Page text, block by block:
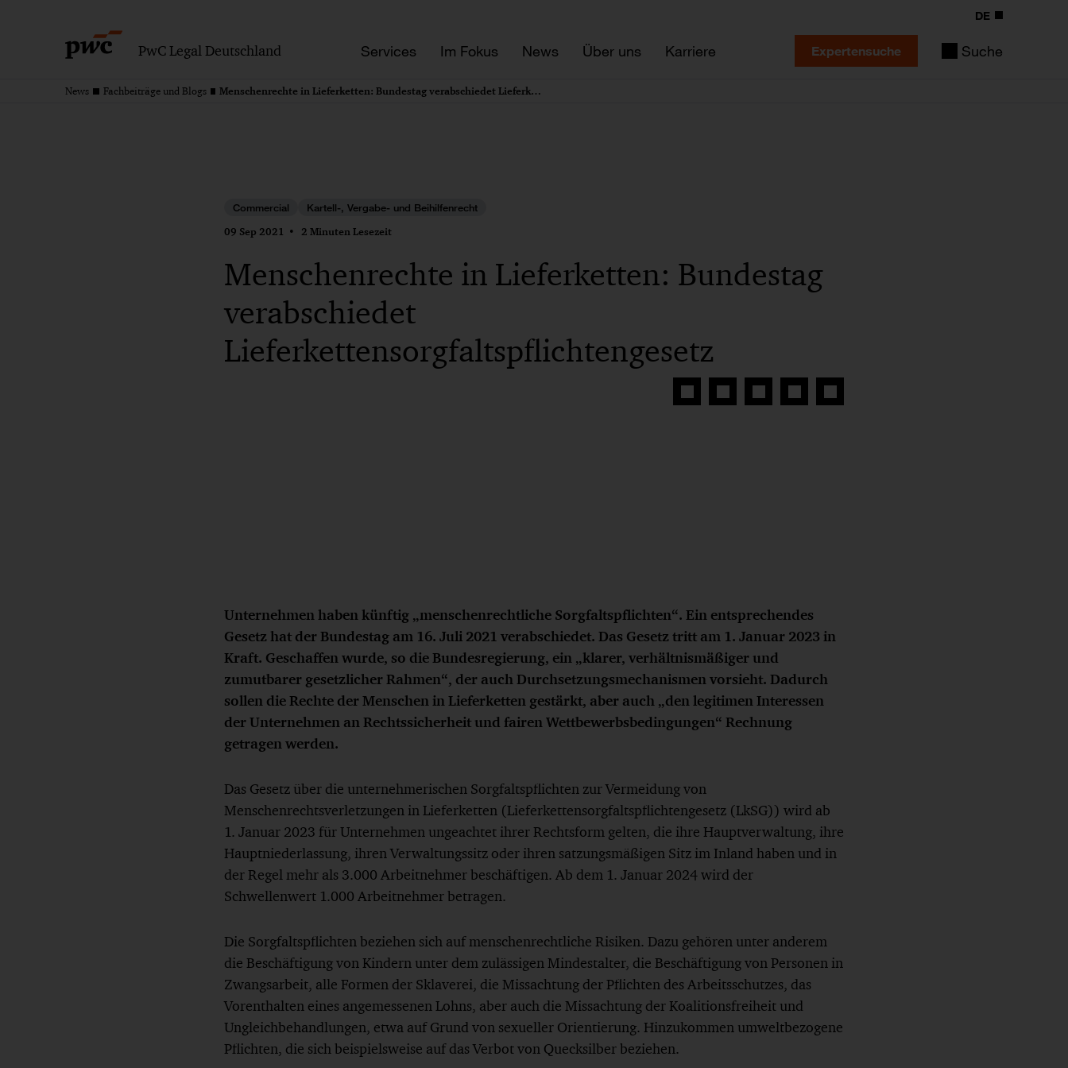
PwC Legal Deutschland Services Im Fokus News Über uns Karriere
DE
Expertensuche Suche
News Fachbeiträge und Blogs Menschenrechte in Lieferketten: Bundestag verabschiedet Lieferkettensorgfaltspflichtengesetz
Commercial Kartell-, Vergabe- und Beihilfenrecht
09 Sep 2021 2 Minuten Lesezeit
Menschenrechte in Lieferketten: Bundestag
verabschiedet
Lieferkettensorgfaltspflichtengesetz
Auf
Auf
Auf
Auf
Link
Unternehmen haben künftig „menschenrechtliche Sorgfaltspflichten“. Ein entsprechendes
Gesetz hat der Bundestag am 16. Juli 2021 verabschiedet. Das Gesetz tritt am 1. Januar 2023 in
Kraft. Geschaffen wurde, so die Bundesregierung, ein „klarer, verhältnismäßiger und
zumutbarer gesetzlicher Rahmen“, der auch Durchsetzungsmechanismen vorsieht. Dadurch
sollen die Rechte der Menschen in Lieferketten gestärkt, aber auch „den legitimen Interessen
der Unternehmen an Rechtssicherheit und fairen Wettbewerbsbedingungen“ Rechnung
getragen werden.
Das Gesetz über die unternehmerischen Sorgfaltspflichten zur Vermeidung von
Menschenrechtsverletzungen in Lieferketten (Lieferkettensorgfaltspflichtengesetz (LkSG)) wird ab
1. Januar 2023 für Unternehmen ungeachtet ihrer Rechtsform gelten, die ihre Hauptverwaltung, ihre
Hauptniederlassung, ihren Verwaltungssitz oder ihren satzungsmäßigen Sitz im Inland haben und in
der Regel mehr als 3.000 Arbeitnehmer beschäftigen. Ab dem 1. Januar 2024 wird der
Schwellenwert 1.000 Arbeitnehmer betragen.
Die Sorgfaltspflichten beziehen sich auf menschenrechtliche Risiken. Dazu gehören unter anderem
die Beschäftigung von Kindern unter dem zulässigen Mindestalter, die Beschäftigung von Personen in
Zwangsarbeit, alle Formen der Sklaverei, die Missachtung der Pflichten des Arbeitsschutzes, das
Vorenthalten eines angemessenen Lohns, aber auch die Missachtung der Koalitionsfreiheit und
Ungleichbehandlungen, etwa auf Grund von sexueller Orientierung. Hinzukommen umweltbezogene
Pflichten, die sich beispielsweise auf das Verbot von Quecksilber beziehen.